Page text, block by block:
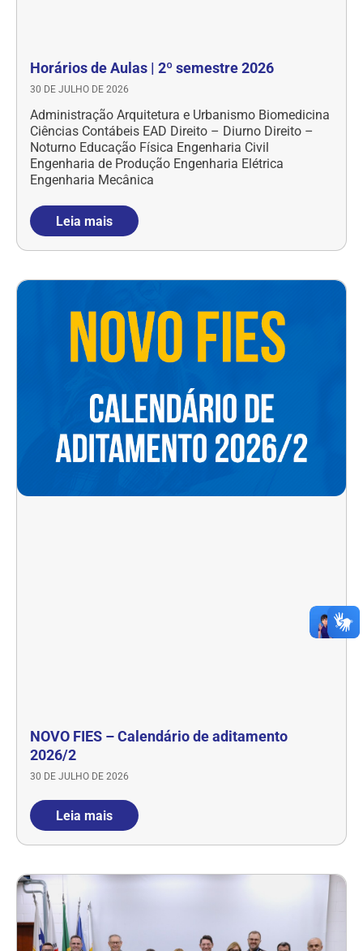
Horários de Aulas | 2º semestre 2026
30 DE JULHO DE 2026
Administração Arquitetura e Urbanismo Biomedicina
Ciências Contábeis EAD Direito – Diurno Direito –
Noturno Educação Física Engenharia Civil
Engenharia de Produção Engenharia Elétrica
Engenharia Mecânica
Leia mais
NOVO FIES – Calendário de aditamento
2026/2
30 DE JULHO DE 2026
Leia mais